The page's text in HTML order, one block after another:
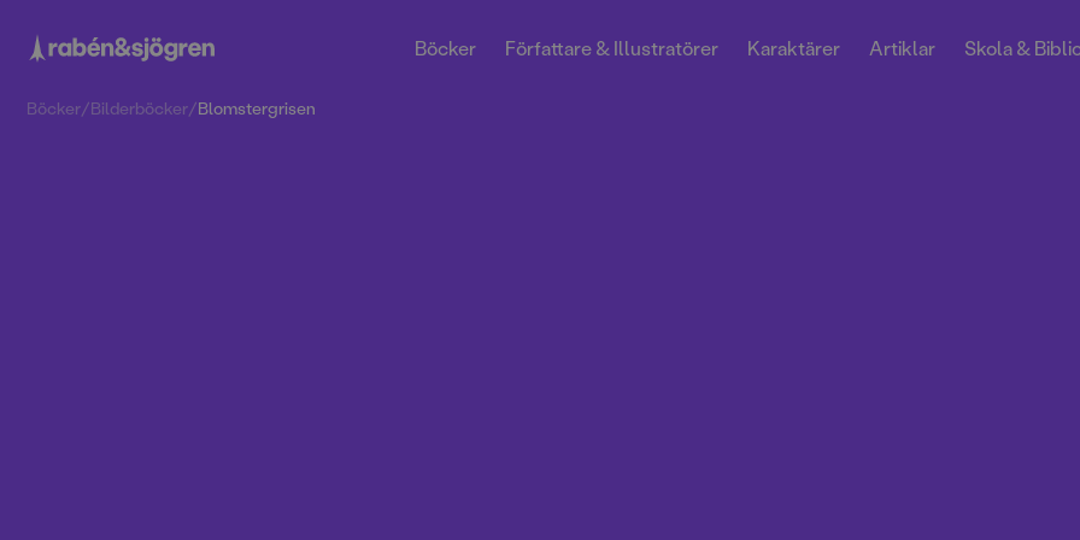
Böcker Författare & Illustratörer Karaktärer Artiklar Skola &
Böcker/Bilderböcker/Blomstergrisen